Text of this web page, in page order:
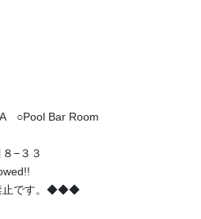
○Pool Bar Room
−３３
す。◆◆◆